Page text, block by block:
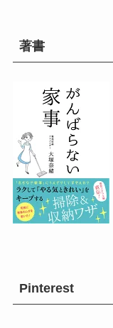
著書
Pinterest